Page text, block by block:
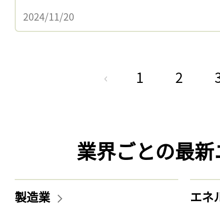
2024/11/20
1 2
業界ごとの最
製造業 エネ